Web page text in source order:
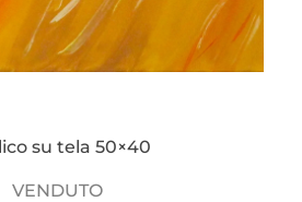
su tela 50×40
VENDUTO